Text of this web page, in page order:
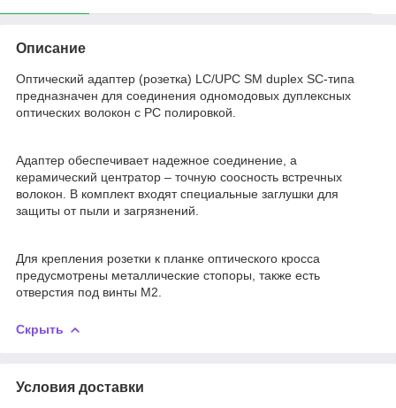
Описание
Оптический адаптер (розетка) LC/UPC SM duplex SC-типа
предназначен для соединения одномодовых дуплексных
оптических волокон с PC полировкой.
Адаптер обеспечивает надежное соединение, а
керамический центратор – точную соосность встречных
волокон. В комплект входят специальные заглушки для
защиты от пыли и загрязнений.
Для крепления розетки к планке оптического кросса
предусмотрены металлические стопоры, также есть
отверстия под винты М2.
Скрыть
Условия доставки